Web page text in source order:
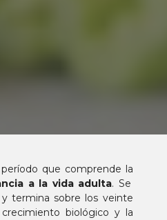
que comprende la
a la vida adulta. Se
termina sobre los veinte
biológico y la